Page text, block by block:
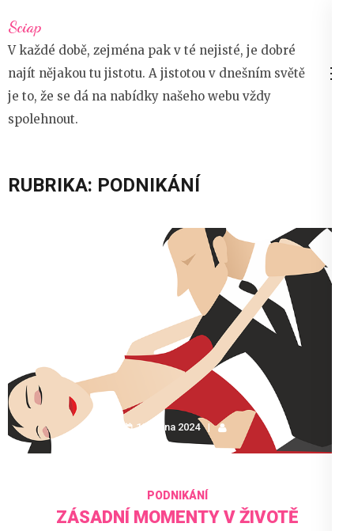
na
obsah
(stiskněte
Enter)
Sciap
V každé době, zejména pak v té nejisté, je dobré
najít nějakou tu jistotu. A jistotou v dnešním světě
je to, že se dá na nabídky našeho webu vždy
spolehnout.
RUBRIKA: PODNIKÁNÍ
12 ledna 2024
PODNIKÁNÍ
ZÁSADNÍ MOMENTY V ŽIVOTĚ